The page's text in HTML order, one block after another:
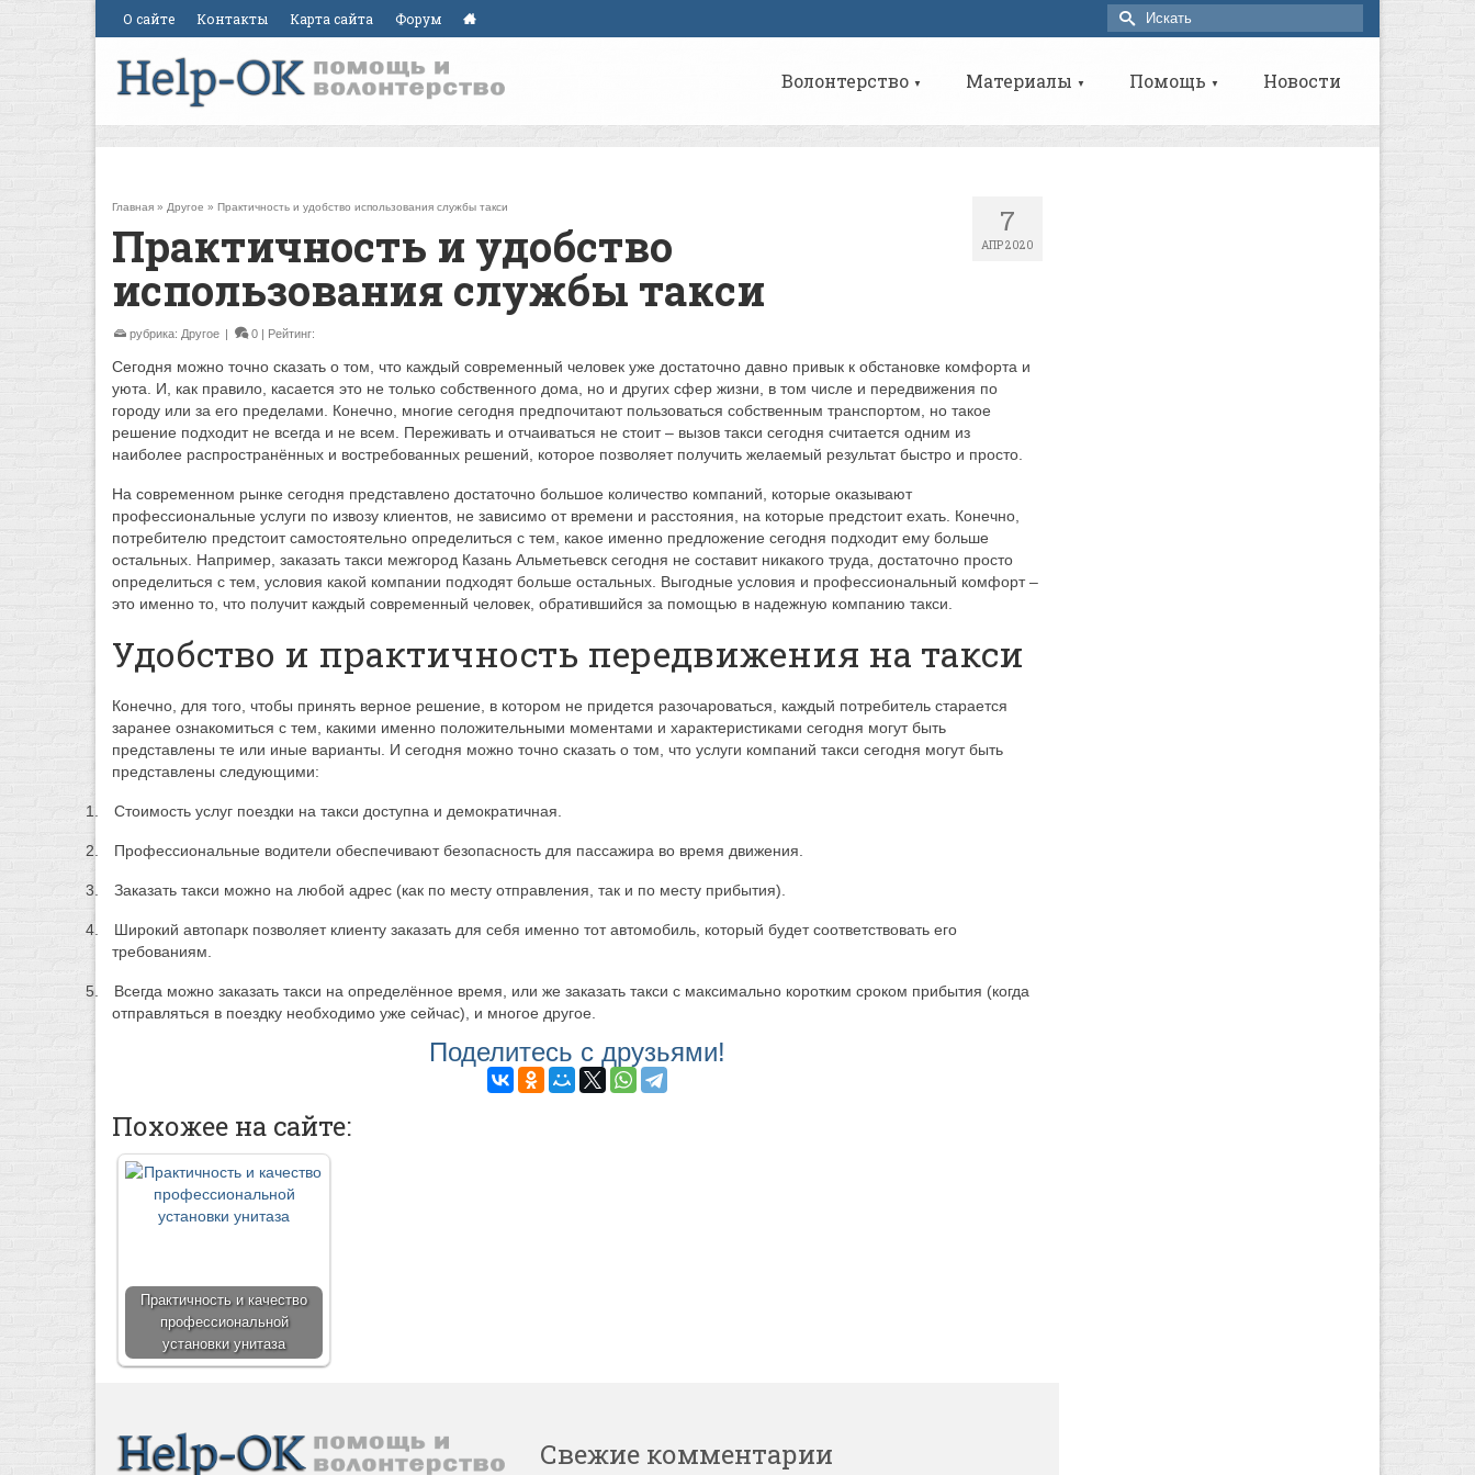
О сайте Контакты Карта сайта Форум Искать:
Волонтерство ▼ Материалы ▼ Помощь ▼ Новости
7
АПР 2020
Главная » Другое » Практичность и удобство использования службы такси
Практичность и удобство
использования службы такси
рубрика: Другое | 0 | Рейтинг:
Сегодня можно точно сказать о том, что каждый современный человек уже достаточно давно привык к обстановке комфорта и
уюта. И, как правило, касается это не только собственного дома, но и других сфер жизни, в том числе и передвижения по
городу или за его пределами. Конечно, многие сегодня предпочитают пользоваться собственным транспортом, но такое
решение подходит не всегда и не всем. Переживать и отчаиваться не стоит – вызов такси сегодня считается одним из
наиболее распространённых и востребованных решений, которое позволяет получить желаемый результат быстро и просто.
На современном рынке сегодня представлено достаточно большое количество компаний, которые оказывают
профессиональные услуги по извозу клиентов, не зависимо от времени и расстояния, на которые предстоит ехать. Конечно,
потребителю предстоит самостоятельно определиться с тем, какое именно предложение сегодня подходит ему больше
остальных. Например, заказать такси межгород Казань Альметьевск сегодня не составит никакого труда, достаточно просто
определиться с тем, условия какой компании подходят больше остальных. Выгодные условия и профессиональный комфорт –
это именно то, что получит каждый современный человек, обратившийся за помощью в надежную компанию такси.
Удобство и практичность передвижения на такси
Конечно, для того, чтобы принять верное решение, в котором не придется разочароваться, каждый потребитель старается
заранее ознакомиться с тем, какими именно положительными моментами и характеристиками сегодня могут быть
представлены те или иные варианты. И сегодня можно точно сказать о том, что услуги компаний такси сегодня могут быть
представлены следующими:
1. Стоимость услуг поездки на такси доступна и демократичная.
2. Профессиональные водители обеспечивают безопасность для пассажира во время движения.
3. Заказать такси можно на любой адрес (как по месту отправления, так и по месту прибытия).
4.
Широкий автопарк позволяет клиенту заказать для себя именно тот автомобиль, который будет соответствовать его
требованиям.
5.
Всегда можно заказать такси на определённое время, или же заказать такси с максимально коротким сроком прибытия (когда
отправляться в поездку необходимо уже сейчас), и многое другое.
Поделитесь с друзьями!
Похожее на сайте:
Практичность и качество
профессиональной
установки унитаза
Свежие комментарии